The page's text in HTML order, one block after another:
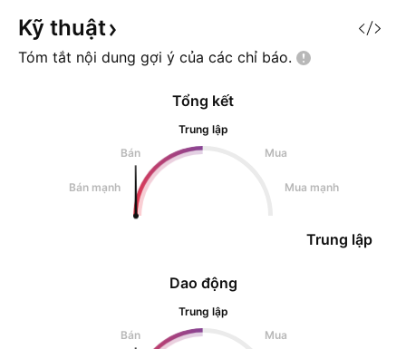
Kỹ thuật
Tóm tắt nội dung gợi ý của các chỉ báo.
Dao động
Trung lập
Bán
Mua
Tổng kết
Trung lập
Bán
Mua
Bán mạnh Mua mạnh
Trung lập